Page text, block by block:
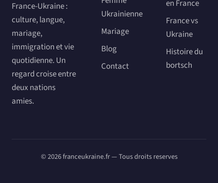
France-Ukraine :
culture, langue,
mariage,
immigration et vie
quotidienne. Un
regard croise entre
deux nations
amies.
Ukrainienne
Mariage
Blog
Contact
en France
France vs
Ukraine
Histoire du
bortsch
© 2026 franceukraine.fr — Tous droits reserves